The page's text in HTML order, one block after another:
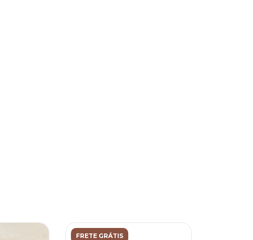
FRETE GRÁTIS